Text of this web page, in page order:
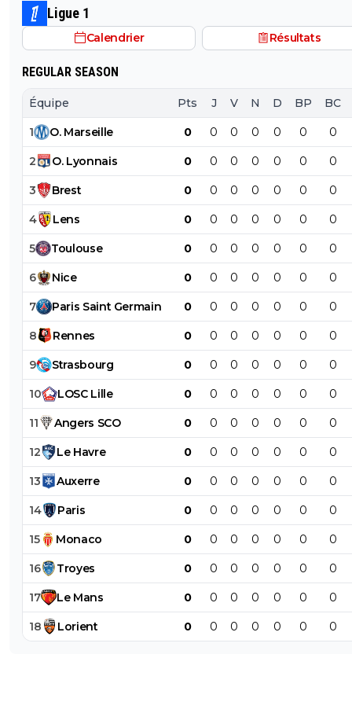
année de contrat au PSG n'est pas né. Tu rêves
PSG. Au 01/01/2027 Barcola sera libre d'aller où il veut
zéro.
Ligue 1
Calendrier Résultats
REGULAR SEASON
Équipe Pts J V N D BP BC
1 O. Marseille 0 0 0 0 0 0 0
2 O. Lyonnais 0 0 0 0 0 0 0
3 Brest 0 0 0 0 0 0 0
4 Lens 0 0 0 0 0 0 0
5 Toulouse 0 0 0 0 0 0 0
6 Nice 0 0 0 0 0 0 0
7 Paris Saint Germain 0 0 0 0 0 0 0
8 Rennes 0 0 0 0 0 0 0
9 Strasbourg 0 0 0 0 0 0 0
10 LOSC Lille 0 0 0 0 0 0 0
11 Angers SCO 0 0 0 0 0 0 0
12 Le Havre 0 0 0 0 0 0 0
13 Auxerre 0 0 0 0 0 0 0
14 Paris 0 0 0 0 0 0 0
15 Monaco 0 0 0 0 0 0 0
16 Troyes 0 0 0 0 0 0 0
17 Le Mans 0 0 0 0 0 0 0
18 Lorient 0 0 0 0 0 0 0